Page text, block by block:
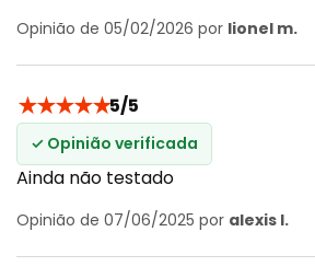
Opinião de 05/02/2026 por lionel m.
★★★★★5/5
✓ Opinião verificada
Ainda não testado
Opinião de 07/06/2025 por alexis l.